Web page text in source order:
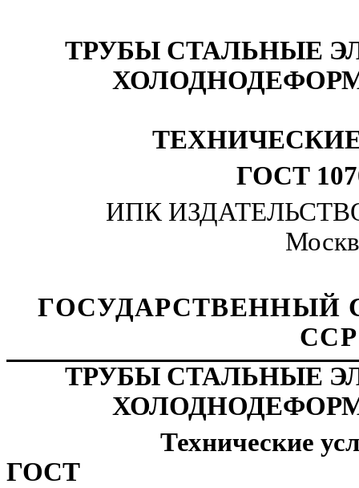
ТРУБЫ СТАЛЬНЫЕ
ТЕХНИЧЕСКИ
ГОСТ
ИПКИЗДАТЕЛЬСТВ
ГОСУДАРСТВЕННЫЙ
ССР
ТРУБЫ СТАЛЬНЫЕ
ГОСТ